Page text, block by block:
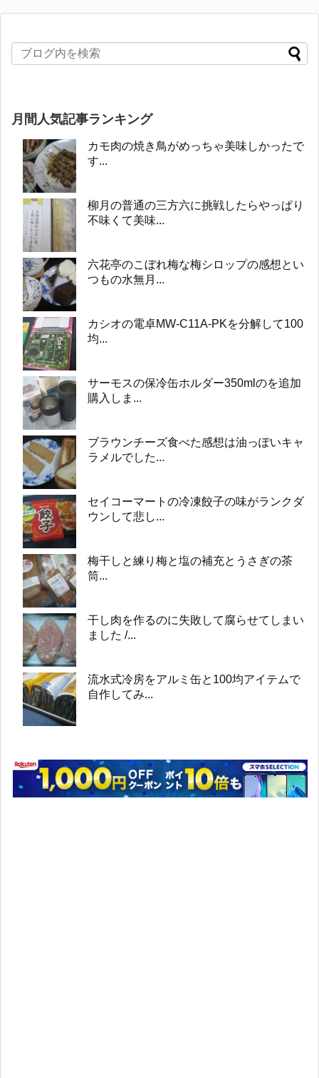
月間人気記事ランキング
カモ肉の焼き鳥がめっちゃ美味しかったで
す...
柳月の普通の三方六に挑戦したらやっぱり
不味くて美味...
六花亭のこぼれ梅な梅シロップの感想とい
つもの水無月...
カシオの電卓MW-C11A-PKを分解して100
均...
サーモスの保冷缶ホルダー350mlのを追加
購入しま...
ブラウンチーズ食べた感想は油っぽいキャ
ラメルでした...
セイコーマートの冷凍餃子の味がランクダ
ウンして悲し...
梅干しと練り梅と塩の補充とうさぎの茶
筒...
干し肉を作るのに失敗して腐らせてしまい
ました /...
流水式冷房をアルミ缶と100均アイテムで
自作してみ...